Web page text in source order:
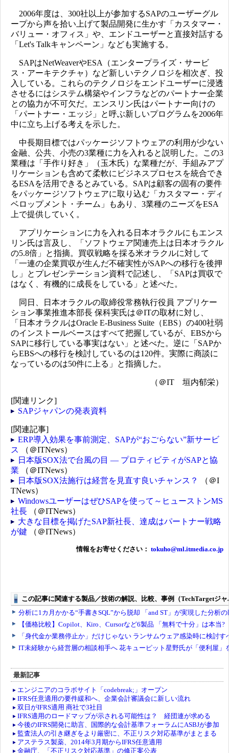
2006年度は、300社以上が参加するSAPのユーザーグル
ープから声を拾い上げて製品開発に生かす「カスタマー・
バリュー・オフィス」や、エンドユーザーと直接対話する
「Let's Talkキャンペーン」なども実施する。
SAPはNetWeaverやESA（エンタープライズ・サービ
ス・アーキテクチャ）など新しいテクノロジを相次ぎ、投
入している。これらのテクノロジをエンドユーザーに浸透
させるにはシステム構築やインフラなどのパートナー企業
との協力が不可欠だ。エンスリン氏はパートナー向けの
「パートナー・エッジ」と呼ぶ新しいプログラムを2006年
中に立ち上げる考えを示した。
中長期目標ではパッケージソフトウェアの利用が少ない
金融、公共、小売の3業種に力を入れると説明した。この3
業種は「手作り好き」（玉木氏）な業種だが、手組みアプ
リケーションも含めて柔軟にビジネスプロセスを統合でき
るESAを活用できるとみている。SAPは顧客の固有の要件
をパッケージソフトウェアに取り込む「カスタマー・ディ
ベロップメント・チーム」もあり、3業種のニーズをESA
上で提供していく。
アプリケーションに力を入れる日本オラクルにもエンス
リン氏は言及し、「ソフトウェア関連売上は日本オラクル
の5.8倍」と指摘。買収戦略を採る米オラクルに対して
「一連の企業買収が生んだ不確実性がSAPへの移行を後押
し」とプレゼンテーション資料で記述し、「SAPは買収で
はなく、有機的に成長をしている」と述べた。
同日、日本オラクルの取締役常務執行役員 アプリケー
ション事業推進本部長 保科実氏は＠ITの取材に対し、
「日本オラクルはOracle E-Business Suite（EBS）の400社弱
のインストールベースはすべて把握しているが、EBSから
SAPに移行している事実はない」と述べた。逆に「SAPか
らEBSへの移行を検討しているのは120件。実際に商談に
なっているのは50件に上る」と指摘した。
（＠IT 垣内郁栄）
[関連リンク]
SAPジャパンの発表資料
[関連記事]
ERP導入効果を事前測定、SAPが“おごらない”新サービ
ス
（＠ITNews）
日本版SOX法で台風の目 ― プロティビティがSAPと協
業 （＠ITNews）
日本版SOX法施行は経営を見直す良いチャンス？
（＠I
TNews）
WindowsユーザーはぜひSAPを使って～ヒューストンMS
社長 （＠ITNews）
大きな目標を掲げたSAP新社長、達成はパートナー戦略
が鍵 （＠ITNews）
情報をお寄せください： tokuho@ml.itmedia.co.jp
最新記事
エンジニアのコラボサイト「codebreak;」オープン
IFRS任意適用の要件緩和へ、企業会計審議会に新しい流れ
双日がIFRS適用 商社で3社目
IFRS適用のロードマップが示される可能性は？ 経団連が求める
今後のIFRS開発に助言、国際的な会計基準フォーラムにASBJが参加
監査法人の引き継ぎをより厳密に、不正リスク対応基準がまとまる
アステラス製薬、2014年3月期からIFRS任意適用
金融庁、「不正リスク対応基準」の修正案公表